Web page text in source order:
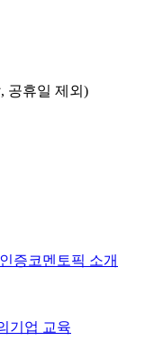
공휴일 제외)
증코멘토픽 소개
기업 교육